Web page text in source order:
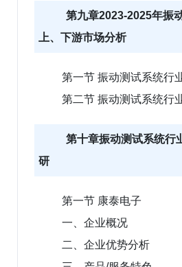
第九章2023-2025年振
上、下游市场分析
第一节 振动测试系统行
第二节 振动测试系统行
第十章振动测试系统行
研
第一节 康泰电子
一、企业概况
二、企业优势分析